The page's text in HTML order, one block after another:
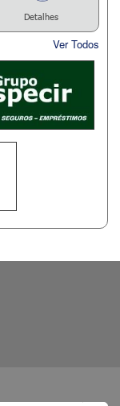
Detalhes
Ver Todos